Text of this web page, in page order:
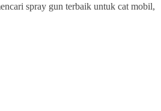
spray gun terbaik untuk cat mobil,